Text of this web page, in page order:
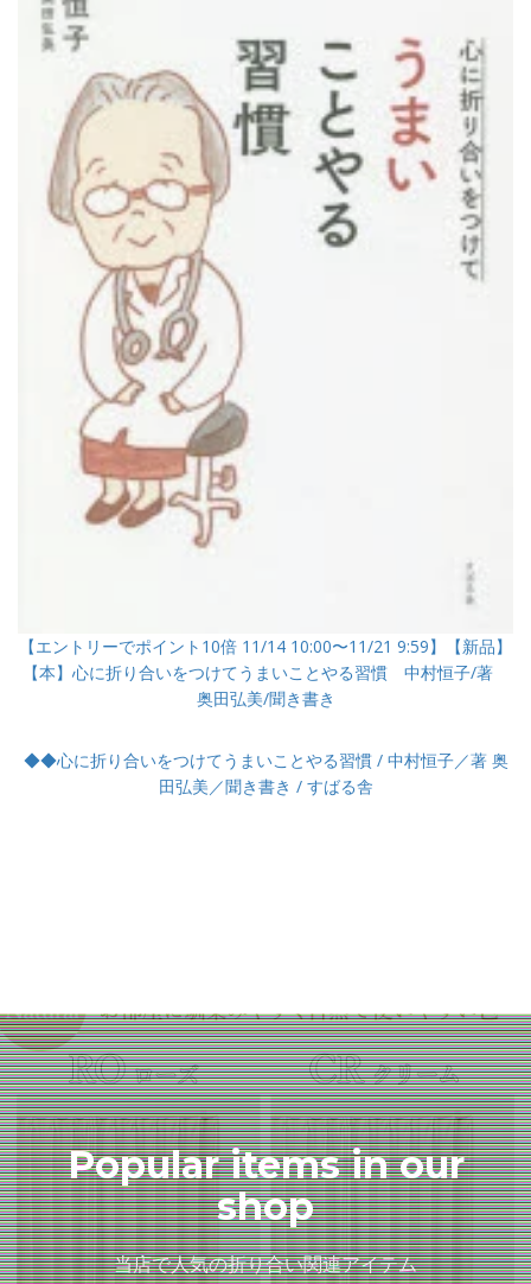
【エントリーでポイント10倍 11/14 10:00〜11/21 9:59】【新品】
【本】心に折り合いをつけてうまいことやる習慣 中村恒子/著
奥田弘美/聞き書き
◆◆心に折り合いをつけてうまいことやる習慣 / 中村恒子／著 奥
田弘美／聞き書き / すばる舎
Popular items in our
shop
当店で人気の折り合い関連アイテム